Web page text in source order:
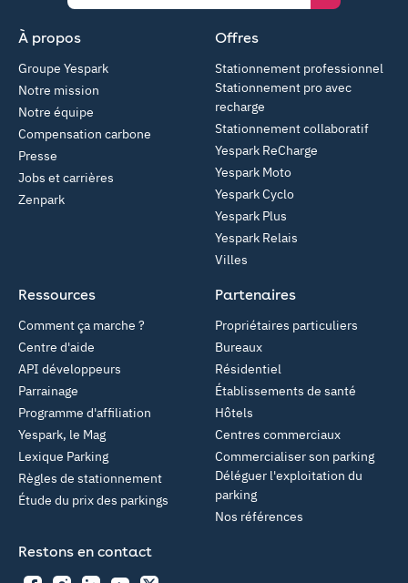
À propos
Groupe Yespark
Notre mission
Notre équipe
Compensation carbone
Presse
Jobs et carrières
Zenpark
Offres
Stationnement professionnel
Stationnement pro avec
recharge
Stationnement collaboratif
Yespark ReCharge
Yespark Moto
Yespark Cyclo
Yespark Plus
Yespark Relais
Villes
Partenaires
Propriétaires particuliers
Bureaux
Résidentiel
Établissements de santé
Hôtels
Centres commerciaux
Commercialiser son parking
Déléguer l'exploitation du
parking
Nos références
Ressources
Comment ça marche ?
Centre d'aide
API développeurs
Parrainage
Programme d'affiliation
Yespark, le Mag
Lexique Parking
Règles de stationnement
Étude du prix des parkings
Restons en contact